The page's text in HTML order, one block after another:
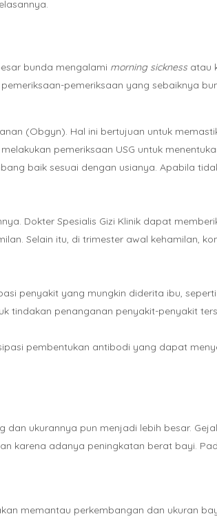
bunda mengalami morning sickness atau
pemeriksaan yang sebaiknya
(Obgyn). Hal ini bertujuan untuk
pemeriksaan USG untuk
baik sesuai dengan usianya. Apabila
Dokter Spesialis Gizi Klinik dapat
Selain itu, di trimester awal kehamilan,
penyakit yang mungkin diderita ibu, seperti
tindakan penanganan penyakit-penyakit
pembentukan antibodi yang dapat
dan ukurannya pun menjadi lebih besar.
karena adanya peningkatan berat bayi.
memantau perkembangan dan ukuran